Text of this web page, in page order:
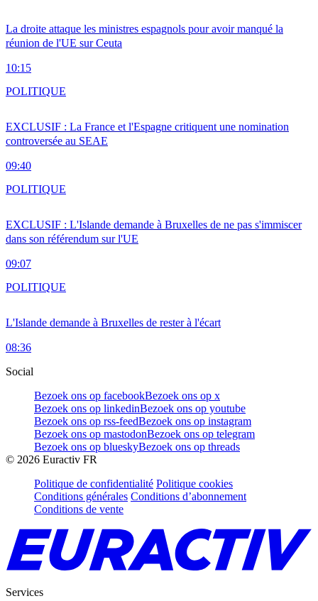
La droite attaque les ministres espagnols pour avoir manqué la
réunion de l'UE sur Ceuta
10:15
EXCLUSIF : La France et l'Espagne critiquent une nomination
controversée au SEAE
09:40
POLITIQUE
EXCLUSIF : L'Islande demande à Bruxelles de ne pas s'immiscer
dans son référendum sur l'UE
09:07
POLITIQUE
L'Islande demande à Bruxelles de rester à l'écart
08:36
POLITIQUE
Social
Bezoek ons op facebookBezoek ons op x
Bezoek ons op linkedinBezoek ons op youtube
Bezoek ons op rss-feedBezoek ons op instagram
Bezoek ons op mastodonBezoek ons op telegram
Bezoek ons op blueskyBezoek ons op threads
© 2026 Euractiv FR
Politique de confidentialité Politique cookies
Conditions générales Conditions d’abonnement
Conditions de vente
Services